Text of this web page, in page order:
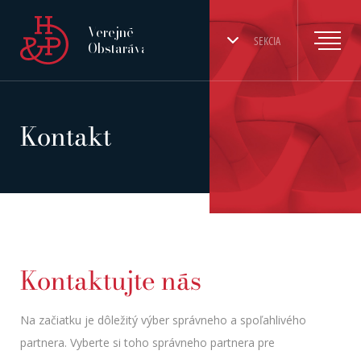
SEKCIA
Verejné
Obstarávanie
Kontakt
Kontaktujte nás
Na začiatku je dôležitý výber správneho a spoľahlivého
partnera. Vyberte si toho správneho partnera pre